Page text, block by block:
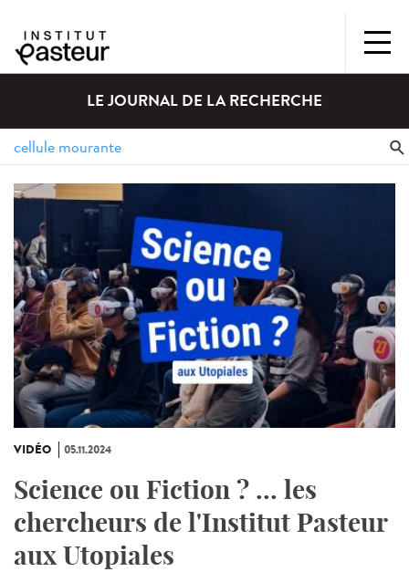
LE JOURNAL DE LA RECHERCHE
VIDÉO 05.11.2024
Science ou Fiction ? ... les
chercheurs de l'Institut Pasteur
aux Utopiales